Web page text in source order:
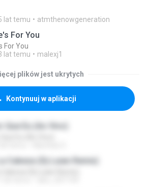
lat temu atmthenowgeneration
For You
For You
lat temu malexj1
plików jest ukrytych
Kontynuuj w aplikacji
Que Eu (Ao Vivo)
Cabeza (Dj Luian Remix)